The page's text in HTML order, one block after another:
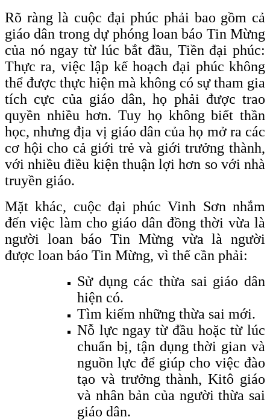
Rõ ràng là cuộc đại phúc phải bao gồm cả
giáo dân trong dự phóng loan báo Tin Mừng
của nó ngay từ lúc bắt đầu, Tiền đại phúc:
Thực ra, việc lập kế hoạch đại phúc không
thể được thực hiện mà không có sự tham gia
tích cực của giáo dân, họ phải được trao
quyền nhiều hơn. Tuy họ không biết thần
học, nhưng địa vị giáo dân của họ mở ra các
cơ hội cho cả giới trẻ và giới trưởng thành,
với nhiều điều kiện thuận lợi hơn so với nhà
truyền giáo.
Mặt khác, cuộc đại phúc Vinh Sơn nhắm
đến việc làm cho giáo dân đồng thời vừa là
người loan báo Tin Mừng vừa là người
được loan báo Tin Mừng, vì thế cần phải:
Sử dụng các thừa sai giáo dân
hiện có.
Tìm kiếm những thừa sai mới.
Nỗ lực ngay từ đầu hoặc từ lúc
chuẩn bị, tận dụng thời gian và
nguồn lực để giúp cho việc đào
tạo và trưởng thành, Kitô giáo
và nhân bản của người thừa sai
giáo dân.